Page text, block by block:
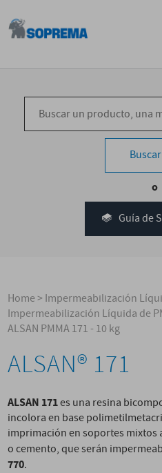
Buscar
o
Guía de
Home>Impermeabilización
Impermeabilización Líquida de
ALSAN PMMA 171 - 10 kg
ALSAN® 171
ALSAN 171es una resina
incolora en base
imprimación en soportes
o cemento, que serán
770.